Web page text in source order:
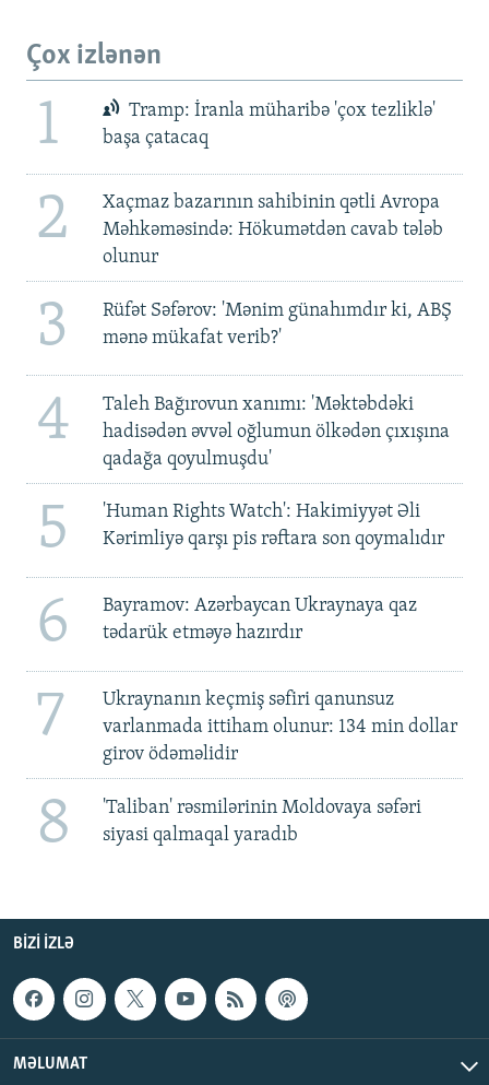
Çox izlənən
1
Tramp: İranla müharibə 'çox tezliklə'
başa çatacaq
2
Xaçmaz bazarının sahibinin qətli Avropa
Məhkəməsində: Hökumətdən cavab tələb
olunur
3
Rüfət Səfərov: 'Mənim günahımdır ki, ABŞ
mənə mükafat verib?'
4
Taleh Bağırovun xanımı: 'Məktəbdəki
hadisədən əvvəl oğlumun ölkədən çıxışına
qadağa qoyulmuşdu'
5
'Human Rights Watch': Hakimiyyət Əli
Kərimliyə qarşı pis rəftara son qoymalıdır
6
Bayramov: Azərbaycan Ukraynaya qaz
tədarük etməyə hazırdır
7
Ukraynanın keçmiş səfiri qanunsuz
varlanmada ittiham olunur: 134 min dollar
girov ödəməlidir
8
'Taliban' rəsmilərinin Moldovaya səfəri
siyasi qalmaqal yaradıb
BIZI IZLƏ
MƏLUMAT